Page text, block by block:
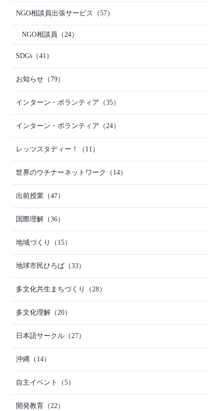
NGO相談員出張サービス （57）
NGO相談員 （24）
SDGs （41）
お知らせ （79）
インターン・ボランティア （35）
インターン・ボランティア （24）
レッツスタディー！ （11）
世界のウチナーネットワーク （14）
出前授業 （47）
国際理解 （36）
地域づくり （15）
地球市民ひろば （33）
多文化共生まちづくり （28）
多文化理解 （20）
日本語サークル （27）
沖縄 （14）
自主イベント （5）
開発教育 （22）